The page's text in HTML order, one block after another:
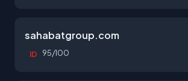
sahabatgroup.com
ID 95/100